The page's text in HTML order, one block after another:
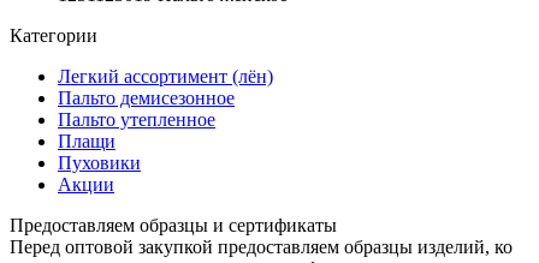
Категории
Легкий ассортимент (лён)
Пальто демисезонное
Пальто утепленное
Плащи
Пуховики
Акции
Предоставляем образцы и сертификаты
Перед оптовой закупкой предоставляем образцы изделий, ко